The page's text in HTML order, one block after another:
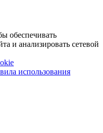
обеспечивать
и анализировать сетевой
использования